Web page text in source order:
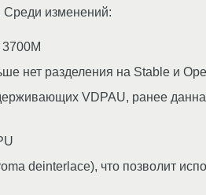
Среди изменений:
нет разделения на Stable и
VDPAU, ранее
deinterlace), что позволит